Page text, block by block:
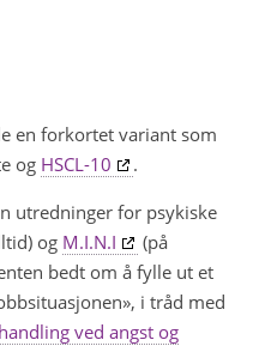
en forkortet variant som
og HSCL-10
.
utredninger for psykiske
og M.I.N.I
(på
bedt om å fylle ut et
i tråd med
ved angst og